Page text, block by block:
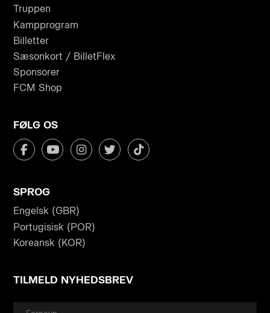
Truppen
Kampprogram
Billetter
Sæsonkort / BilletFlex
Sponsorer
FCM Shop
FØLG OS
SPROG
Engelsk (GBR)
Portugisisk (POR)
Koreansk (KOR)
TILMELD NYHEDSBREV